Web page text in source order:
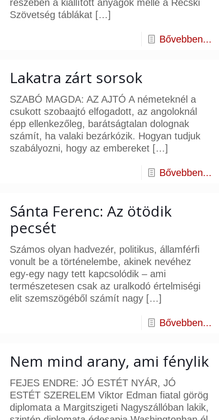
részében a kiállított anyagok mellé a Recski
Szövetség táblákat […]
Bővebben...
Lakatra zárt sorsok
SZABÓ MAGDA: AZ AJTÓ A németeknél a
csukott szobaajtó elfogadott, az angoloknál
épp ellenkezőleg, barátságtalan dolognak
számít, ha valaki bezárkózik. Hogyan tudjuk
szabályozni, hogy az embereket […]
Bővebben...
Sánta Ferenc: Az ötödik
pecsét
Számos olyan hadvezér, politikus, államférfi
vonult be a történelembe, akinek nevéhez
egy-egy nagy tett kapcsolódik – ami
természetesen csak az uralkodó értelmiségi
elit szemszögéből számít nagy […]
Bővebben...
Nem mind arany, ami fénylik
FEJES ENDRE: JÓ ESTÉT NYÁR, JÓ
ESTÉT SZERELEM Viktor Edman fiatal görög
diplomata a Margitszigeti Nagyszállóban lakik,